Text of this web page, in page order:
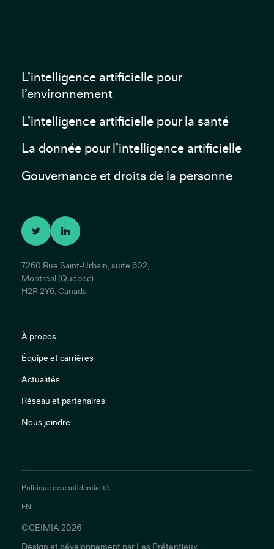
L’intelligence artificielle pour
l’environnement
L’intelligence artificielle pour la santé
La donnée pour l’intelligence artificielle
Gouvernance et droits de la personne
7260 Rue Saint-Urbain, suite 602,
Montréal (Québec)
H2R 2Y6, Canada
À propos
Équipe et carrières
Actualités
Réseau et partenaires
Nous joindre
Design et développement par Les Prétentieux
EN
Politique de confidentialité
©CEIMIA 2026